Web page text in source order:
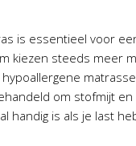
is essentieel voor
kiezen steeds meer
om stofmijt
handig is als je last